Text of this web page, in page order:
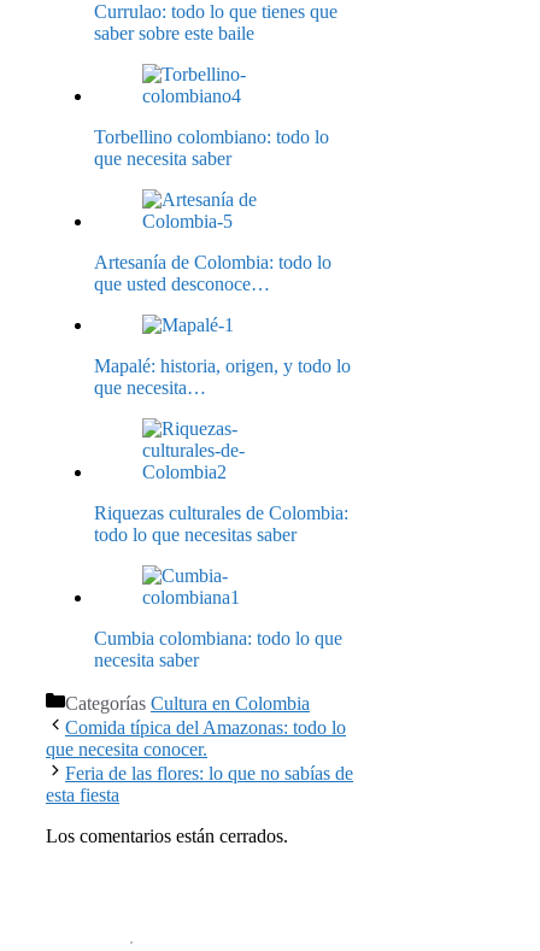
Currulao: todo lo que tienes que
saber sobre este baile
Torbellino colombiano: todo lo
que necesita saber
Artesanía de Colombia: todo lo
que usted desconoce…
Mapalé: historia, origen, y todo lo
que necesita…
Riquezas culturales de Colombia:
todo lo que necesitas saber
Cumbia colombiana: todo lo que
necesita saber
Categorías Cultura en Colombia
Comida típica del Amazonas: todo lo
que necesita conocer.
Feria de las flores: lo que no sabías de
esta fiesta
Los comentarios están cerrados.